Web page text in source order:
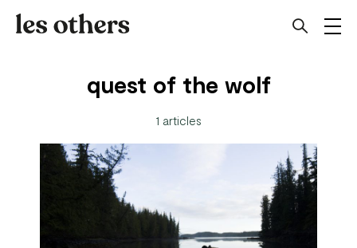
quest of the wolf
1 articles